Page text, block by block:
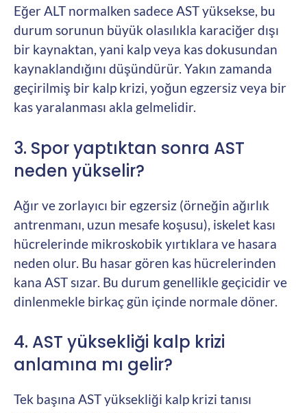
Eğer ALT normalken sadece AST yüksekse, bu
durum sorunun büyük olasılıkla karaciğer dışı
bir kaynaktan, yani kalp veya kas dokusundan
kaynaklandığını düşündürür. Yakın zamanda
geçirilmiş bir kalp krizi, yoğun egzersiz veya bir
kas yaralanması akla gelmelidir.
3. Spor yaptıktan sonra AST
neden yükselir?
Ağır ve zorlayıcı bir egzersiz (örneğin ağırlık
antrenmanı, uzun mesafe koşusu), iskelet kası
hücrelerinde mikroskobik yırtıklara ve hasara
neden olur. Bu hasar gören kas hücrelerinden
kana AST sızar. Bu durum genellikle geçicidir ve
dinlenmekle birkaç gün içinde normale döner.
4. AST yüksekliği kalp krizi
anlamına mı gelir?
Tek başına AST yüksekliği kalp krizi tanısı